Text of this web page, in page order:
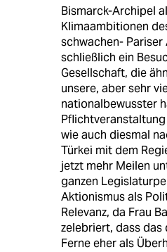
Bismarck-Archipel
Klimaambitionen
schwachen-
schließlich ein
Gesellschaft, die
unsere, aber sehr
nationalbewusster
wie auch diesmal
Türkei mit dem
jetzt mehr Meilen
ganzen
Aktionismus als
Relevanz, da Frau
zelebriert, dass
Ferne eher als